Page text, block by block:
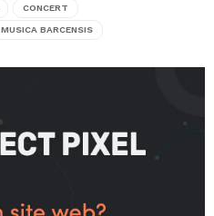
CONCERT
MUSICA BARCENSIS